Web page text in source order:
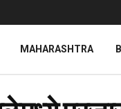
MAHARASHTRA